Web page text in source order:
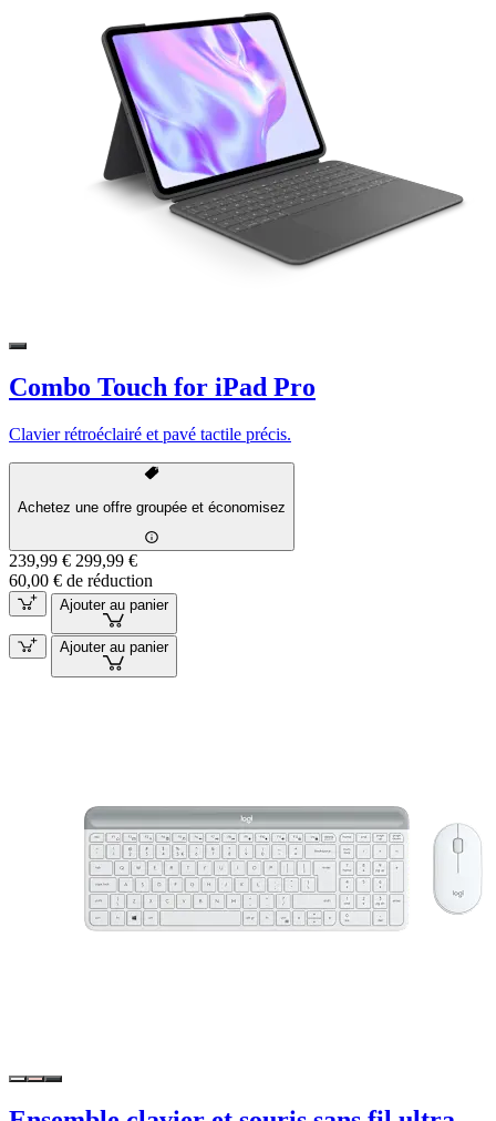
Combo Touch for iPad Pro
Clavier rétroéclairé et pavé tactile précis.
Achetez une offre groupée et économisez
239,99 € 299,99 €
60,00 € de réduction
Ajouter au panier
Ajouter au panier